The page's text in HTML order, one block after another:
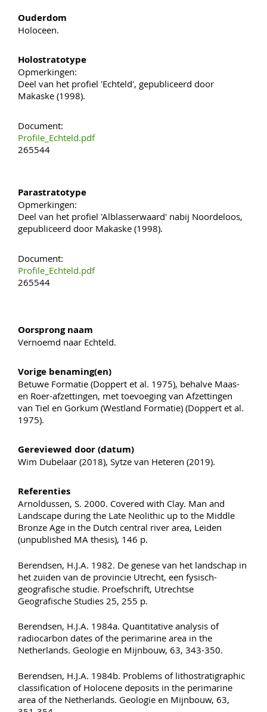
Ouderdom
Holoceen.
Holostratotype
Opmerkingen:
Deel van het profiel 'Echteld', gepubliceerd door
Makaske (1998).
Document:
Profile_Echteld.pdf
265544
Parastratotype
Opmerkingen:
Deel van het profiel 'Alblasserwaard' nabij Noordeloos,
gepubliceerd door Makaske (1998).
Document:
Profile_Echteld.pdf
265544
Oorsprong naam
Vernoemd naar Echteld.
Vorige benaming(en)
Betuwe Formatie (Doppert et al. 1975), behalve Maas-
en Roer-afzettingen, met toevoeging van Afzettingen
van Tiel en Gorkum (Westland Formatie) (Doppert et al.
1975).
Gereviewed door (datum)
Wim Dubelaar (2018), Sytze van Heteren (2019).
Referenties
Arnoldussen, S. 2000. Covered with Clay. Man and
Landscape during the Late Neolithic up to the Middle
Bronze Age in the Dutch central river area, Leiden
(unpublished MA thesis), 146 p.
Berendsen, H.J.A. 1982. De genese van het landschap in
het zuiden van de provincie Utrecht, een fysisch-
geografische studie. Proefschrift, Utrechtse
Geografische Studies 25, 255 p.
Berendsen, H.J.A. 1984a. Quantitative analysis of
radiocarbon dates of the perimarine area in the
Netherlands. Geologie en Mijnbouw, 63, 343-350.
Berendsen, H.J.A. 1984b. Problems of lithostratigraphic
classification of Holocene deposits in the perimarine
area of the Netherlands. Geologie en Mijnbouw, 63,